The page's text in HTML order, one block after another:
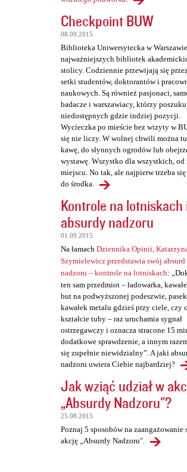
Checkpoint BUW
08.09.2015
Biblioteka Uniwersytecka w
najważniejszych bibliotek
stolicy. Codziennie przewijają się
setki studentów, doktorantów i
naukowych. Są również pasjonaci,
badacze i warszawiacy, którzy
niedostępnych gdzie indziej pozycji.
Wycieczka po mieście bez wizyty w
się nie liczy. W wolnej chwili można
kawę, do słynnych ogrodów lub
wystawę. Wszystko dla wszystkich, od
miejscu. No tak, ale najpierw trzeba
do środka.
Kontrole na lotniskach
absurdy nadzoru
01.09.2015
Na łamach Dziennika Opinii,
Szymielewicz przedstawia swój absurd
nadzoru – kontrole na lotniskach:
ten sam przedmiot – ładowarka,
but na podwyższonej podeszwie,
kawałek metalu gdzieś przy ciele, czy
kształcie tuby – raz uruchamia sygnał
ostrzegawczy i oznacza stracone 15
dodatkowe sprawdzenie, a innym
się zupełnie niewidzialny”. A jaki
nadzoru uwiera Ciebie najbardziej?
Jak wziąć udział w
„Absurdy Nadzoru"?
25.08.2015
Poznaj 5 sposobów na zaangażowanie
akcję „Absurdy Nadzoru".